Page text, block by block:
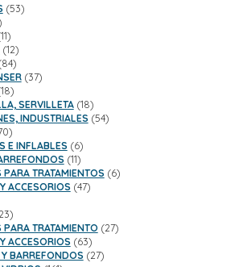
5353
1111
productos
1212
productos
8484
productos
3737
1818
productos
SERVILLETA 1818
productos
INDUSTRIALES 5454
70
productos
E INFLABLES 66
productos
1111
productos
TRATAMIENTOS 66
ACCESORIOS 4747
23
productosTRATAMIENTO 2727
ACCESORIOS 6363
productos
BARREFONDOS 2727